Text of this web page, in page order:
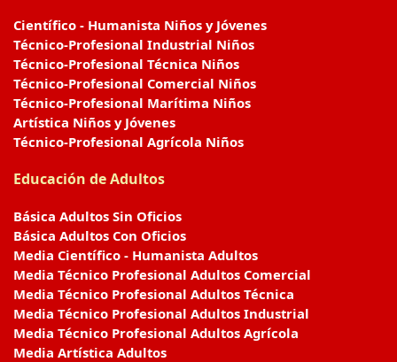
Científico - Humanista Niños y Jóvenes
Técnico-Profesional Industrial Niños
Técnico-Profesional Técnica Niños
Técnico-Profesional Comercial Niños
Técnico-Profesional Marítima Niños
Artística Niños y Jóvenes
Técnico-Profesional Agrícola Niños
Educación de Adultos
Básica Adultos Sin Oficios
Básica Adultos Con Oficios
Media Científico - Humanista Adultos
Media Técnico Profesional Adultos Comercial
Media Técnico Profesional Adultos Técnica
Media Técnico Profesional Adultos Industrial
Media Técnico Profesional Adultos Agrícola
Media Artística Adultos